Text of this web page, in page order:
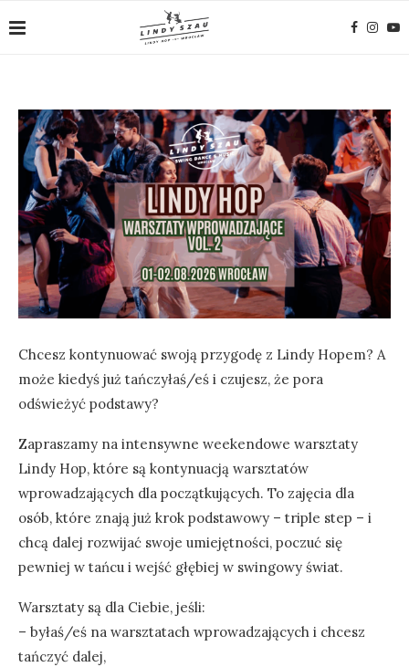
Chcesz kontynuować swoją przygodę z Lindy Hopem? A
może kiedyś już tańczyłaś/eś i czujesz, że pora
odświeżyć podstawy?
Zapraszamy na intensywne weekendowe warsztaty
Lindy Hop, które są kontynuacją warsztatów
wprowadzających dla początkujących. To zajęcia dla
osób, które znają już krok podstawowy – triple step – i
chcą dalej rozwijać swoje umiejętności, poczuć się
pewniej w tańcu i wejść głębiej w swingowy świat.
Warsztaty są dla Ciebie, jeśli:
– byłaś/eś na warsztatach wprowadzających i chcesz
tańczyć dalej,